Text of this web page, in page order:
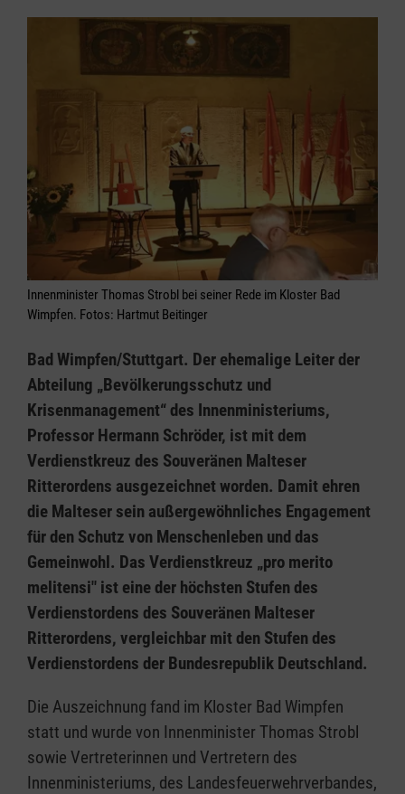
Innenminister Thomas Strobl bei seiner Rede im Kloster Bad
Wimpfen. Fotos: Hartmut Beitinger
Bad Wimpfen/Stuttgart. Der ehemalige Leiter der
Abteilung „Bevölkerungsschutz und
Krisenmanagement“ des Innenministeriums,
Professor Hermann Schröder, ist mit dem
Verdienstkreuz des Souveränen Malteser
Ritterordens ausgezeichnet worden. Damit ehren
die Malteser sein außergewöhnliches Engagement
für den Schutz von Menschenleben und das
Gemeinwohl. Das Verdienstkreuz „pro merito
melitensi" ist eine der höchsten Stufen des
Verdienstordens des Souveränen Malteser
Ritterordens, vergleichbar mit den Stufen des
Verdienstordens der Bundesrepublik Deutschland.
Die Auszeichnung fand im Kloster Bad Wimpfen
statt und wurde von Innenminister Thomas Strobl
sowie Vertreterinnen und Vertretern des
Innenministeriums, des Landesfeuerwehrverbandes,